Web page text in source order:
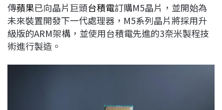
b
o
o
k
a
d
s
e
d
I
L
i
n
傳蘋果已向晶片巨頭台積電訂購M5晶片，並開始為
未來裝置開發下一代處理器，M5系列晶片將採用升
級版的ARM架構，並使用台積電先進的3奈米製程技
術進行製造。